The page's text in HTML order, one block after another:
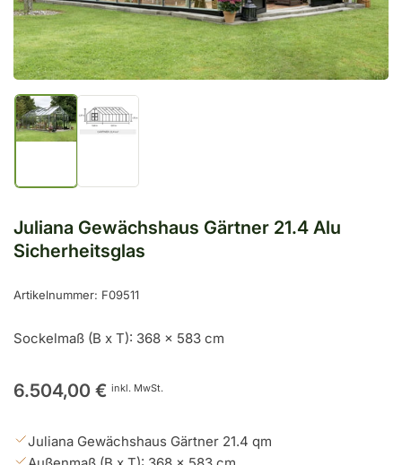
1
2
Juliana Gewächshaus Gärtner 21.4 Alu
Sicherheitsglas
Artikelnummer: F09511
Sockelmaß (B x T): 368 x 583 cm
Normaler
6.504,00 € inkl. MwSt.
Juliana Gewächshaus Gärtner 21.4 qm